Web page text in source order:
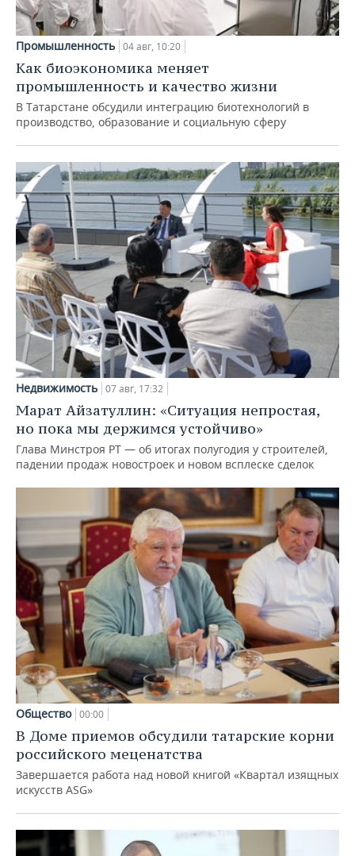
Промышленность 04 авг, 10:20
Как биоэкономика меняет
промышленность и качество жизни
В Татарстане обсудили интеграцию биотехнологий в
производство, образование и социальную сферу
Недвижимость 07 авг, 17:32
Марат Айзатуллин: «Ситуация непростая,
но пока мы держимся устойчиво»
Глава Минстроя РТ — об итогах полугодия у строителей,
падении продаж новостроек и новом всплеске сделок
Общество 00:00
В Доме приемов обсудили татарские корни
российского меценатства
Завершается работа над новой книгой «Квартал изящных
искусств ASG»